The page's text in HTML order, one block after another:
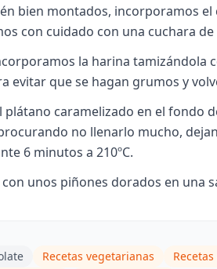
bien montados, incorporamos
con cuidado con una cuchara
la harina tamizándola
evitar que se hagan grumos y
plátano caramelizado en el fondo
no llenarlo mucho,
6 minutos a 210ºC.
unos piñones dorados en una
Recetas vegetarianas